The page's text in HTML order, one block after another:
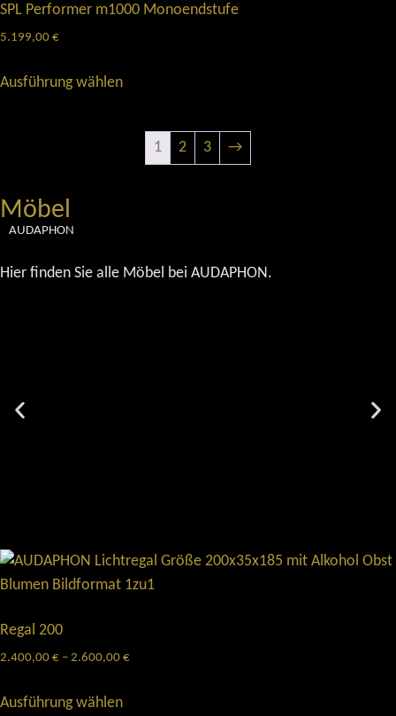
SPL Performer m1000 Monoendstufe
5.199,00€
Ausführung wählen
1 2 3 →
Möbel
AUDAPHON
Hier finden Sie alle Möbel bei AUDAPHON.
Regal 200
2.400,00€ –2.600,00€
Ausführung wählen